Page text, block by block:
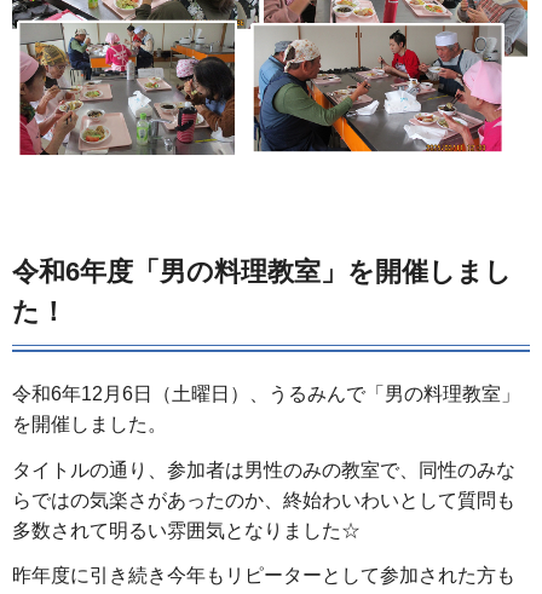
令和6年度「男の料理教室」を開催しまし
た！
令和6年12月6日（土曜日）、うるみんで「男の料理教室」
を開催しました。
タイトルの通り、参加者は男性のみの教室で、同性のみな
らではの気楽さがあったのか、終始わいわいとして質問も
多数されて明るい雰囲気となりました☆
昨年度に引き続き今年もリピーターとして参加された方も